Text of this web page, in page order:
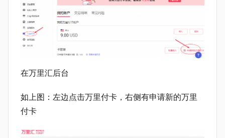
在万里汇后台
如上图：左边点击万里付卡，右侧有申请新的万里
付卡